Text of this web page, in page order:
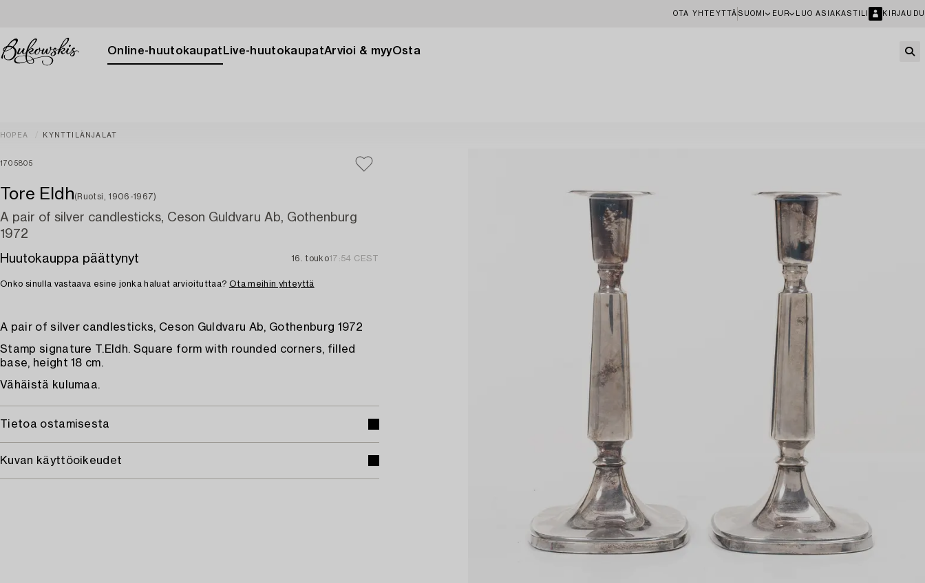
OTA YHTEYTTÄ SUOMI EUR LUO ASIAKASTILI KIRJAUDU
Online-huutokaupat Live-huutokaupatArvioi & myyOsta
HOPEA KYNTTILÄNJALAT
1705805
Tore Eldh(Ruotsi, 1906-1967)
A pair of silver candlesticks, Ceson Guldvaru Ab, Gothenburg
1972
Huutokauppa päättynyt
16. touko17:54 CEST
Onko sinulla vastaava esine jonka haluat arvioituttaa? Ota meihin yhteyttä
A pair of silver candlesticks, Ceson Guldvaru Ab, Gothenburg 1972
Stamp signature T.Eldh. Square form with rounded corners, filled
base, height 18 cm.
Vähäistä kulumaa.
Tietoa ostamisesta
Kuvan käyttöoikeudet